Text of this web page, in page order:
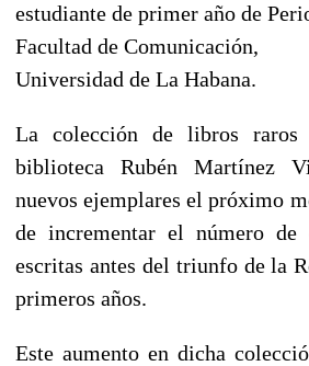
estudiante de primer año de
Facultad de Comunicación,
Universidad de La Habana.
La colección de libros
biblioteca Rubén Martínez
nuevos ejemplares el próximo
de incrementar el número de
escritas antes del triunfo de la
primeros años.
Este aumento en dicha